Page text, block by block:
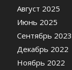
Август 2025
Июнь 2025
Сентябрь 2023
Декабрь 2022
Ноябрь 2022